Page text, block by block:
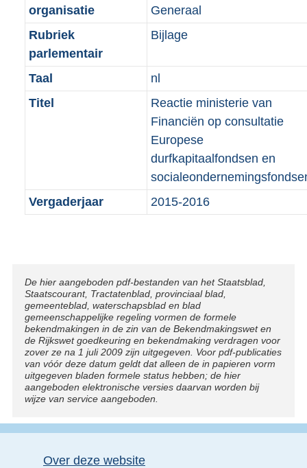
b
organisatie
Generaal
Rubriek
parlementair
Bijlage
Taal
nl
Titel
Reactie ministerie van
Financiën op consultatie
Europese
durfkapitaalfondsen en
Vergaderjaar
2015-2016
Disclaimer
De hier aangeboden pdf-bestanden van het Staatsblad,
Staatscourant, Tractatenblad, provinciaal blad,
gemeenteblad, waterschapsblad en blad
gemeenschappelijke regeling vormen de formele
bekendmakingen in de zin van de Bekendmakingswet en
de Rijkswet goedkeuring en bekendmaking verdragen voor
zover ze na 1 juli 2009 zijn uitgegeven. Voor pdf-publicaties
van vóór deze datum geldt dat alleen de in papieren vorm
uitgegeven bladen formele status hebben; de hier
aangeboden elektronische versies daarvan worden bij
wijze van service aangeboden.
Over deze website